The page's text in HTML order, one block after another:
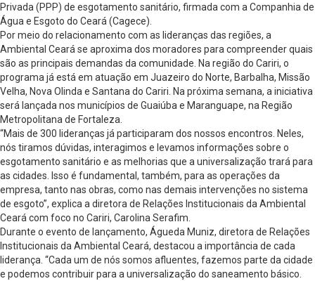
Privada (PPP) de esgotamento sanitário, firmada com a Companhia de
Água e Esgoto do Ceará (Cagece).
Por meio do relacionamento com as lideranças das regiões, a
Ambiental Ceará se aproxima dos moradores para compreender quais
são as principais demandas da comunidade. Na região do Cariri, o
programa já está em atuação em Juazeiro do Norte, Barbalha, Missão
Velha, Nova Olinda e Santana do Cariri. Na próxima semana, a iniciativa
será lançada nos municípios de Guaiúba e Maranguape, na Região
Metropolitana de Fortaleza.
“Mais de 300 lideranças já participaram dos nossos encontros. Neles,
nós tiramos dúvidas, interagimos e levamos informações sobre o
esgotamento sanitário e as melhorias que a universalização trará para
as cidades. Isso é fundamental, também, para as operações da
empresa, tanto nas obras, como nas demais intervenções no sistema
de esgoto”, explica a diretora de Relações Institucionais da Ambiental
Ceará com foco no Cariri, Carolina Serafim.
Durante o evento de lançamento, Águeda Muniz, diretora de Relações
Institucionais da Ambiental Ceará, destacou a importância de cada
liderança. “Cada um de nós somos afluentes, fazemos parte da cidade
e podemos contribuir para a universalização do saneamento básico.